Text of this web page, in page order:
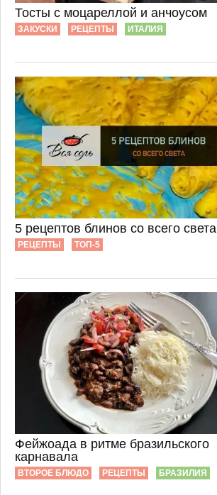
Тосты с моцареллой и анчоусом
ЗАКУСКИ РЕЦЕПТЫ ИТАЛИЯ
5 рецептов блинов со всего света
РЕЦЕПТЫ ТОП-5
Фейжоада в ритме бразильского
карнавала
ВТОРОЕ БЛЮДО РЕЦЕПТЫ БРАЗИЛИЯ